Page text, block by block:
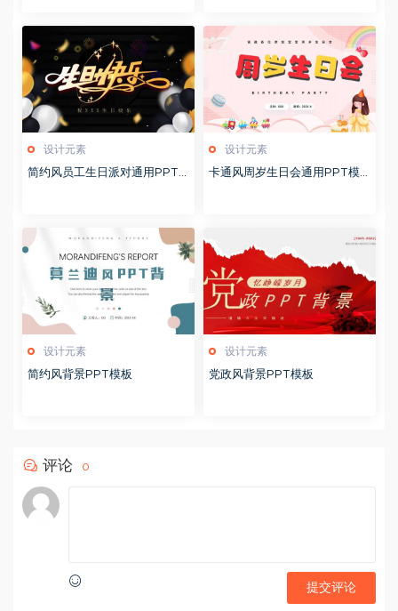
设计元素
简约风员工生日派对通用PPT
设计元素
卡通风周岁生日会通用PPT模
设计元素
简约风背景PPT模板
设计元素
党政风背景PPT模板
评论 0
提交评论